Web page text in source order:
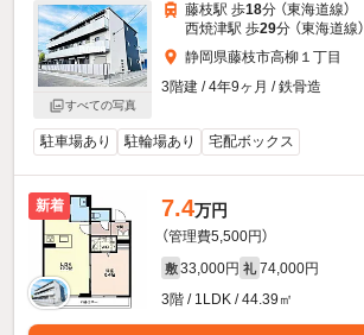
すべての写真
藤枝駅 歩18分 （東海道線）
西焼津駅 歩29分 （東海道線）
静岡県藤枝市高柳１丁目
3階建 / 4年9ヶ月 / 鉄骨造
駐車場あり 駐輪場あり 宅配ボックス
新着 7.4万円
（管理費5,500円）
敷 33,000円 礼 74,000円
3階 / 1LDK / 44.39㎡